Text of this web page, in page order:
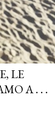
LE
A . . .